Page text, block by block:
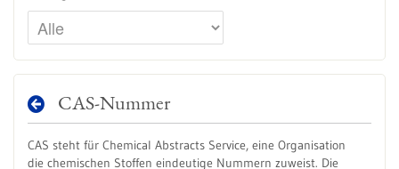
CAS-Nummer
CAS steht für Chemical Abstracts Service, eine Organisation
die chemischen Stoffen eindeutige Nummern zuweist. Die